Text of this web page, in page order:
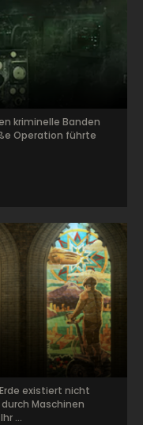
kriminelle Banden
Operation führte
existiert nicht
Maschinen
...